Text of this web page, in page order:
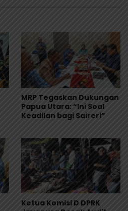
MRP Tegaskan Dukungan
Papua Utara: “Ini Soal
Keadilan bagi Saireri”
Ketua Komisi D DPRK